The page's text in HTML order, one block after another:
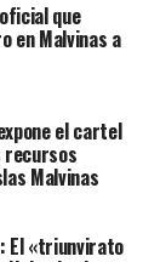
que
en Malvinas a
el cartel
recursos
Malvinas
El «triunvirato